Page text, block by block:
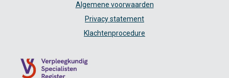
Algemene voorwaarden
Privacy statement
Klachtenprocedure